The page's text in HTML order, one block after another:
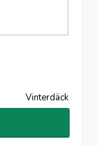
Vinterdäck